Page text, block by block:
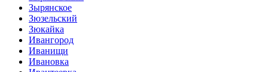
Зырянское
Зюзельский
Зюкайка
Ивангород
Иванищи
Ивановка